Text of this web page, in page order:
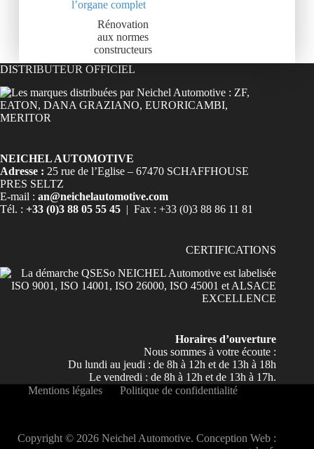
l’organe complet
Rénovation
aux normes
constructeurs
DISTRIBUTEUR OFFICIEL
NEICHEL AUTOMOTIVE
Adresse : 25 rue de l’Eglise – 67470 SCHAFFHOUSE
PRES SELTZ
E-mail : an@neichelautomotive.com
Tél. : +33 (0)3 88 05 55 45 | Fax : +33 (0)3 88 86 11 81
CERTIFICATIONS
Horaires d’ouverture
Nous sommes à votre écoute :
Du lundi au jeudi : de 8h à 12h et de 13h à 18h
Le vendredi : de 8h à 12h et de 13h à 17h.
Mentions légales
Politique de confidentialité
Copyright © 2026 Neichel Automotive. Conception Web :